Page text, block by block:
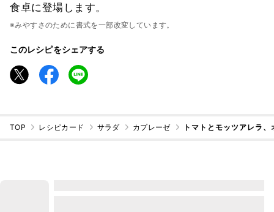
食卓に登場します。
※みやすさのために書式を一部改変しています。
このレシピをシェアする
TOP レシピカード サラダ カプレーゼ トマトとモッツアレラ